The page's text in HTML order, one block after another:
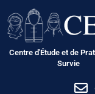
au
contenu
Centre d'Étude et de
Survie